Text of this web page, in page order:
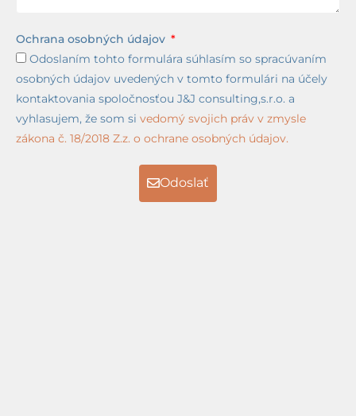
Ochrana osobných údajov
Odoslaním tohto formulára súhlasím so spracúvaním
osobných údajov uvedených v tomto formulári na účely
kontaktovania spoločnosťou J&J consulting,s.r.o. a
vyhlasujem, že som si vedomý svojich práv v zmysle
zákona č. 18/2018 Z.z. o ochrane osobných údajov.
Odoslať